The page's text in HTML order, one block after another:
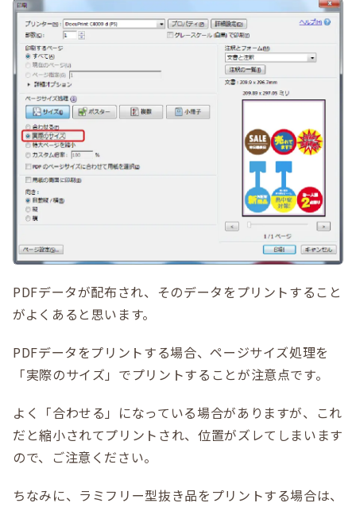
PDFデータが配布され、そのデータをプリントすること
がよくあると思います。
PDFデータをプリントする場合、ページサイズ処理を
「実際のサイズ」でプリントすることが注意点です。
よく「合わせる」になっている場合がありますが、これ
だと縮小されてプリントされ、位置がズレてしまいます
ので、ご注意ください。
ちなみに、ラミフリー型抜き品をプリントする場合は、